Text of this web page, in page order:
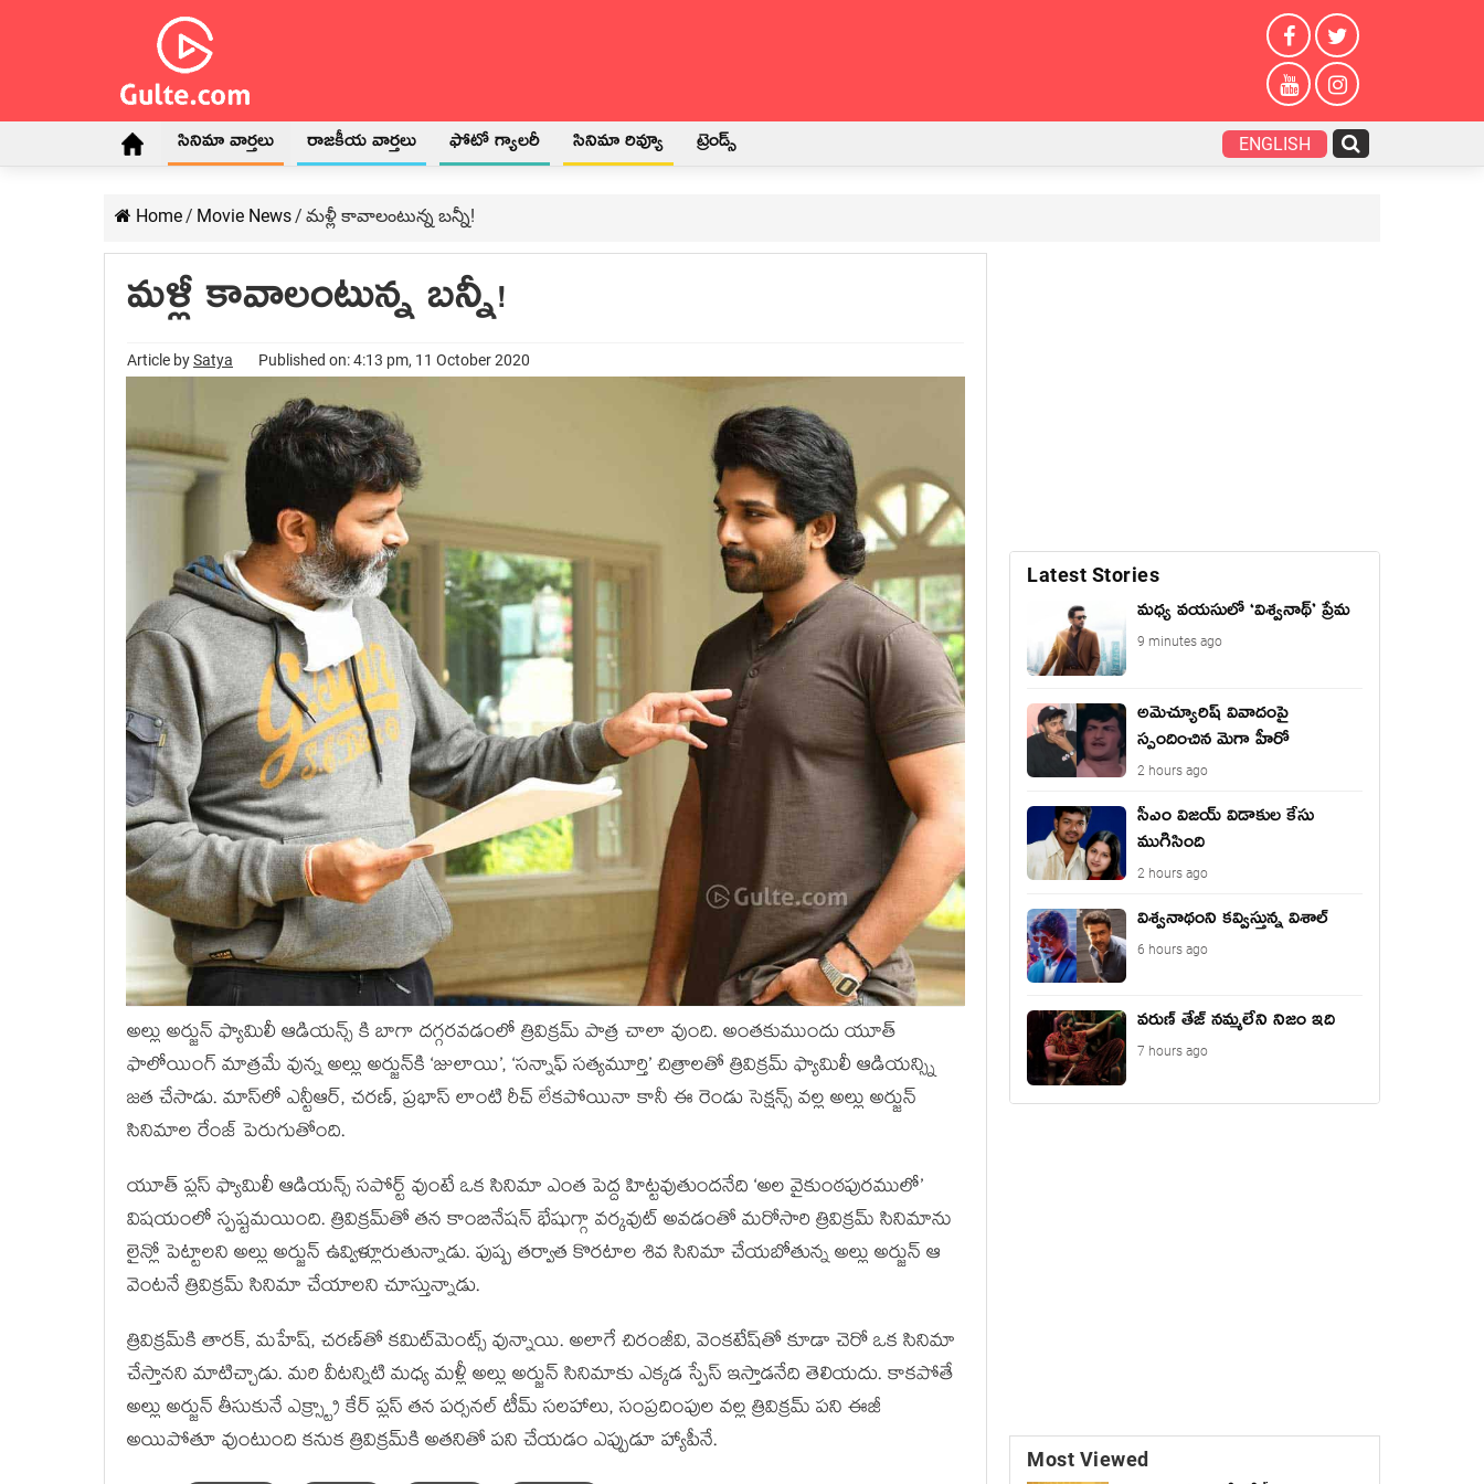
సినిమా వార్తలు రాజకీయ వార్తలు ఫోటో గ్యాలరీ సినిమా రివ్యూ ట్రెండ్స్ ENGLISH
Home/ Movie News/ మళ్లీ కావాలంటున్న బన్నీ!
మళ్లీ కావాలంటున్న బన్నీ!
Article bySatya Published on: 4:13 pm, 11 October 2020
అల్లు అర్జున్‍ ఫ్యామిలీ ఆడియన్స్ కి బాగా దగ్గరవడంలో త్రివిక్రమ్‍ పాత్ర చాలా వుంది. అంతకుముందు యూత్‍
ఫాలోయింగ్‍ మాత్రమే వున్న అల్లు అర్జున్‍కి ‘జులాయి’, ‘సన్నాఫ్‍ సత్యమూర్తి’ చిత్రాలతో త్రివిక్రమ్‍ ఫ్యామిలీ ఆడియన్స్ని
జత చేసాడు. మాస్‍లో ఎన్టీఆర్‍, చరణ్‍, ప్రభాస్‍ లాంటి రీచ్‍ లేకపోయినా కానీ ఈ రెండు సెక్షన్స్ వల్ల అల్లు అర్జున్‍
సినిమాల రేంజ్‍ పెరుగుతోంది.
యూత్‍ ప్లస్‍ ఫ్యామిలీ ఆడియన్స్ సపోర్ట్ వుంటే ఒక సినిమా ఎంత పెద్ద హిట్టవుతుందనేది ‘అల వైకుంఠపురములో’
విషయంలో స్పష్టమయింది. త్రివిక్రమ్‍తో తన కాంబినేషన్‍ భేషుగ్గా వర్కవుట్‍ అవడంతో మరోసారి త్రివిక్రమ్‍ సినిమాను
లైన్లో పెట్టాలని అల్లు అర్జున్‍ ఉవ్విళ్లూరుతున్నాడు. పుష్ప తర్వాత కొరటాల శివ సినిమా చేయబోతున్న అల్లు అర్జున్‍ ఆ
వెంటనే త్రివిక్రమ్‍ సినిమా చేయాలని చూస్తున్నాడు.
త్రివిక్రమ్‍కి తారక్‍, మహేష్‍, చరణ్‍తో కమిట్‍మెంట్స్ వున్నాయి. అలాగే చిరంజీవి, వెంకటేష్‍తో కూడా చెరో ఒక సినిమా
చేస్తానని మాటిచ్చాడు. మరి వీటన్నిటి మధ్య మళ్లీ అల్లు అర్జున్‍ సినిమాకు ఎక్కడ స్పేస్‍ ఇస్తాడనేది తెలియదు. కాకపోతే
అల్లు అర్జున్‍ తీసుకునే ఎక్స్ట్రా కేర్‍ ప్లస్‍ తన పర్సనల్‍ టీమ్‍ సలహాలు, సంప్రదింపుల వల్ల త్రివిక్రమ్‍ పని ఈజీ
అయిపోతూ వుంటుంది కనుక త్రివిక్రమ్‍కి అతనితో పని చేయడం ఎప్పుడూ హ్యాపీనే.
Latest Stories
మధ్య వయసులో ‘విశ్వనాథ్’ ప్రేమ
9 minutes ago
అమెచ్యూరిష్ వివాదంపై
స్పందించిన మెగా హీరో
2 hours ago
సీఎం విజయ్ విడాకుల కేసు
ముగిసింది
2 hours ago
విశ్వనాథంని కవ్విస్తున్న విశాల్
6 hours ago
వరుణ్ తేజ్ నమ్మలేని నిజం ఇది
7 hours ago
Most Viewed